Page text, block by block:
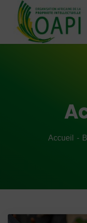
Accueil